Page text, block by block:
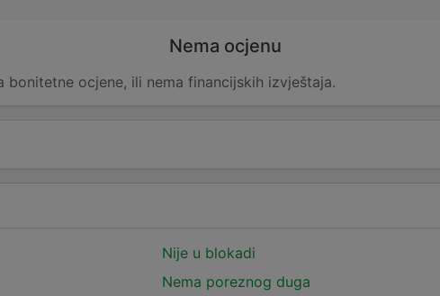
Nema ocjenu
ocjene, ili nema financijskih izvještaja.
Nije u blokadi
Nema poreznog duga